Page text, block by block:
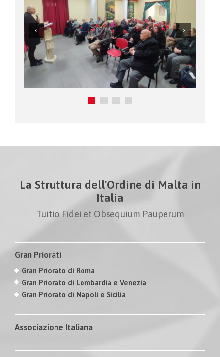
La Struttura dell'Ordine di Malta in
Italia
Tuitio Fidei et Obsequium Pauperum
Gran Priorati
Gran Priorato di Roma
Gran Priorato di Lombardia e Venezia
Gran Priorato di Napoli e Sicilia
Associazione Italiana